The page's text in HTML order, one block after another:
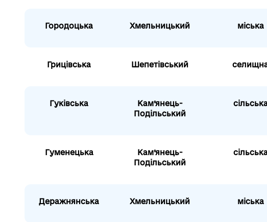
Городоцька Хмельницький міська
Грицівська Шепетівський
Гуківська
Кам’янець-
Подільський
Гуменецька
Кам’янець-
Подільський
Деражнянська Хмельницький міська